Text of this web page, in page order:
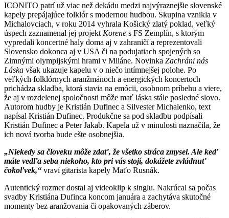
ICONITO patrí už viac než dekádu medzi najvýraznejšie slovenské
kapely prepájajúce folklór s modernou hudbou. Skupina vznikla v
Michalovciach, v roku 2014 vyhrala Košický zlatý poklad, veľký
úspech zaznamenal jej projekt Korene s FS Zemplín, s ktorým
vypredali koncertné haly doma aj v zahraničí a reprezentovali
Slovensko dokonca aj v USA či na podujatiach spojených so
Zimnými olympijskými hrami v Miláne. Novinka Zachráni nás
Láska však ukazuje kapelu v o niečo intímnejšej polohe. Po
veľkých folklórnych aranžmánoch a energických koncertoch
prichádza skladba, ktorá stavia na emócii, osobnom príbehu a viere,
že aj v rozdelenej spoločnosti môže mať láska stále posledné slovo.
Autorom hudby je Kristián Dufinec a Silvester Michalenko, text
napísal Kristián Dufinec. Produkčne sa pod skladbu podpísali
Kristián Dufinec a Peter Jakab. Kapela už v minulosti naznačila, že
ich nová tvorba bude ešte osobnejšia.
„Niekedy sa človeku môže zdať, že všetko stráca zmysel. Ale keď
máte vedľa seba niekoho, kto pri vás stojí, dokážete zvládnuť
čokoľvek,“ vraví gitarista kapely Maťo Rusnák.
Autentický rozmer dostal aj videoklip k singlu. Nakrúcal sa počas
svadby Kristiána Dufinca koncom januára a zachytáva skutočné
momenty bez aranžovania či opakovaných záberov.